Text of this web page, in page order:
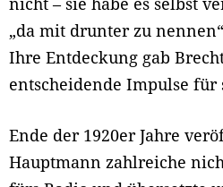
„da mit drunter zu
Ihre Entdeckung gab
entscheidende Impulse für
Ende der 1920er Jahre
Hauptmann zahlreiche